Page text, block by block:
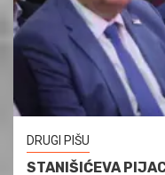
DRUGI PIŠU
STANIŠIĆEVA